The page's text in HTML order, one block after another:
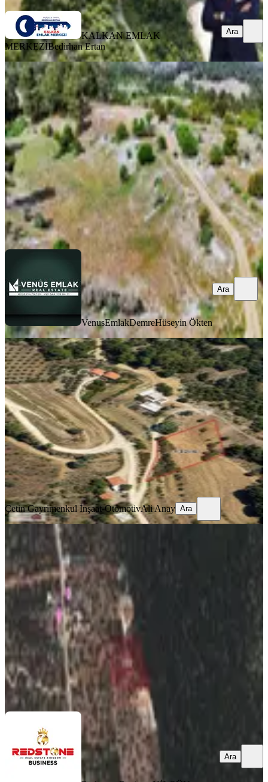
KALKAN EMLAK
MERKEZİBedirhan Ertan
Ara
Kaş Akörü Köyünde Doğayla İç İçe
Yaşama Fırsatı Herşeyden Uzak
Kaş, Akörü Mahallesi
2940 m²·901/m²·28.12.2025
2.650.000 ₺
VenusEmlakDemre Hüseyin Ökten
Ara
VenusEmlakDemreHüseyin Ökten
Ara
Kaş Doğantaş Mahallesi'nde Satılık
2.196 M² Asfalta Cepheli Arsa
Kaş, Doğantaş Mahallesi
2196 m²· 797/m²·21.07.2026
1.750.000 ₺
Çetin Gayrimenkul İnşaat-OtomotivAli Anay
Ara
Çetin Gayrimenkul İnşaat-OtomotivAli Anay Ara
%
Kaş Ve Denize 10 Dk Mesafede, Resmi
Taksimi Yapılmış Fırsat Arsa
Kaş, Bayındır Mahallesi
307 m²
7.492/m²
2.300.000 ₺2.500.000 ₺
Redstone BusinessNİLGÜN ÖZÇELEBİ
Ara
Ara